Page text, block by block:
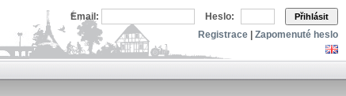
Email: Heslo: Přihlásit
Registrace Zapomenuté heslo